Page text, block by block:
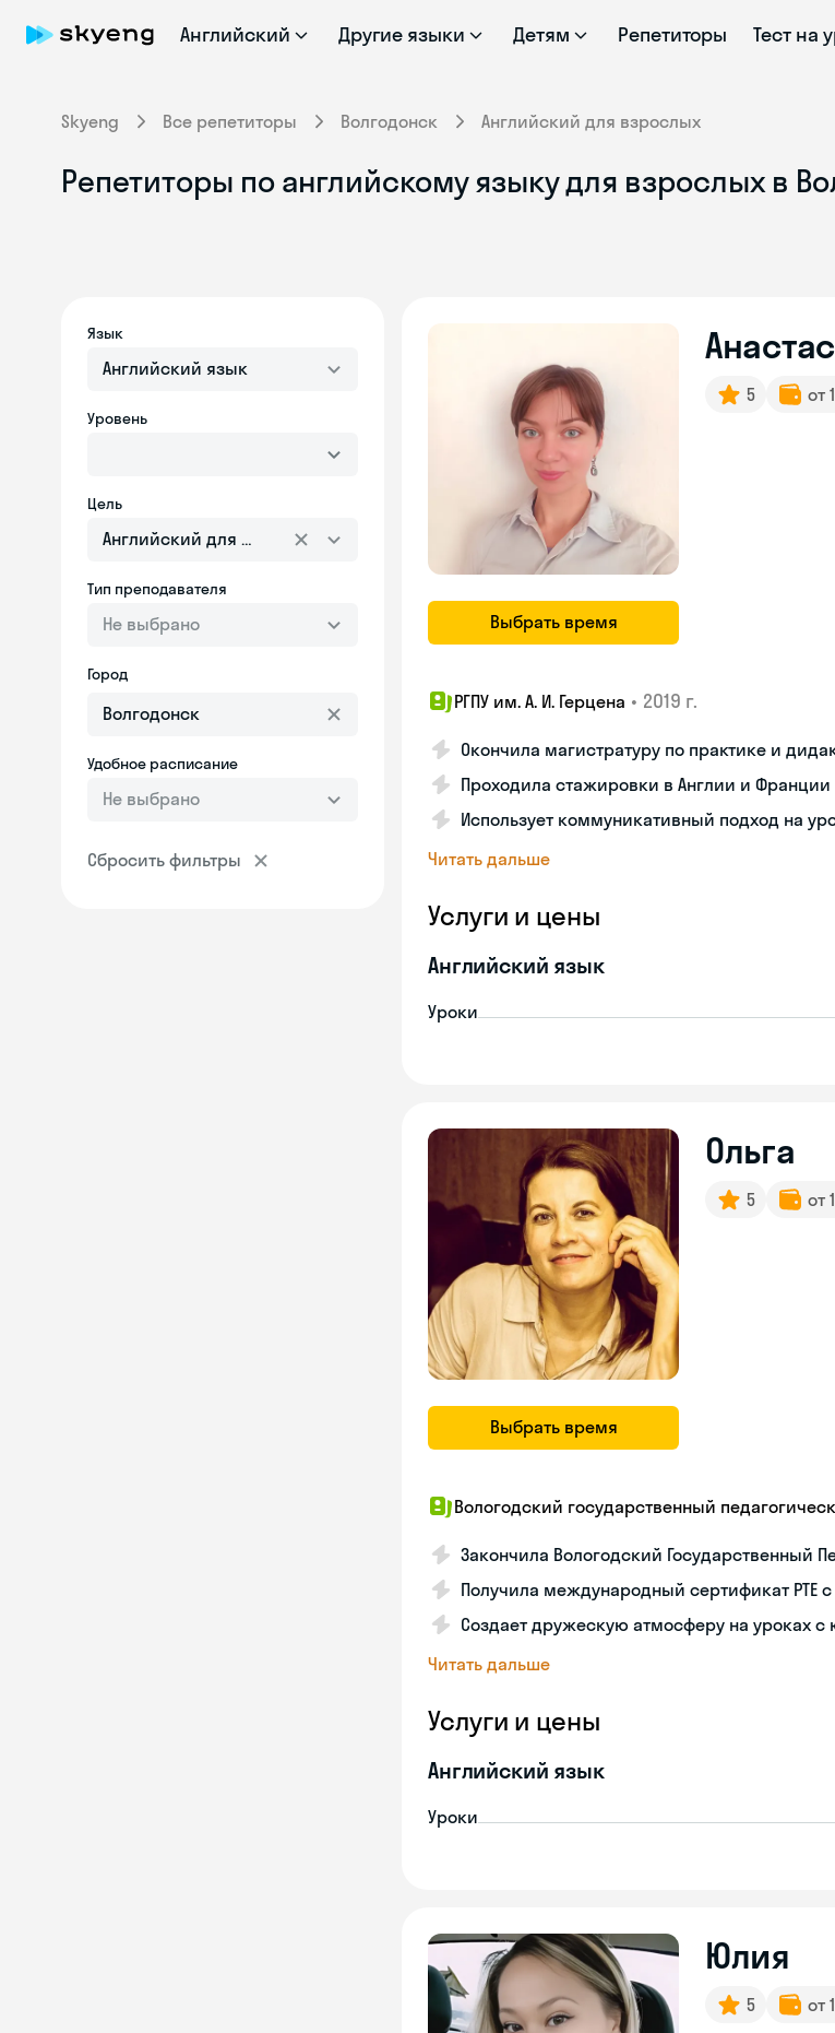
Английский Другие языки Детям Репетиторы Тест на
Skyeng Все репетиторы Волгодонск Английский для взрослых
Репетиторы по английскому языку для взрослых в
Язык
Английский язык
Уровень
Цель
Английский для взрослых
Тип преподавателя
Не выбрано
Город
Удобное расписание
Не выбрано
Сбросить фильтры
Выбрать время
5 от
РГПУ им. А. И. Герцена • 2019 г.
Окончила магистратуру по практике и
Проходила стажировки в Англии и Франции
Использует коммуникативный подход на
Читать дальше
Услуги и цены
Английский язык
Уроки
Выбрать время
Ольга
5 от
Вологодский государственный
Закончила Вологодский Государственный
Получила международный сертификат PTE с
Создает дружескую атмосферу на уроках
Читать дальше
Услуги и цены
Английский язык
Уроки
Юлия
5 от